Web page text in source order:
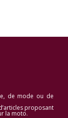
de mode ou de
proposant
la moto.